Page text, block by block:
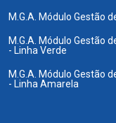
M.G.A. Módulo Gestão
M.G.A. Módulo Gestão
- Linha Verde
M.G.A. Módulo Gestão
- Linha Amarela